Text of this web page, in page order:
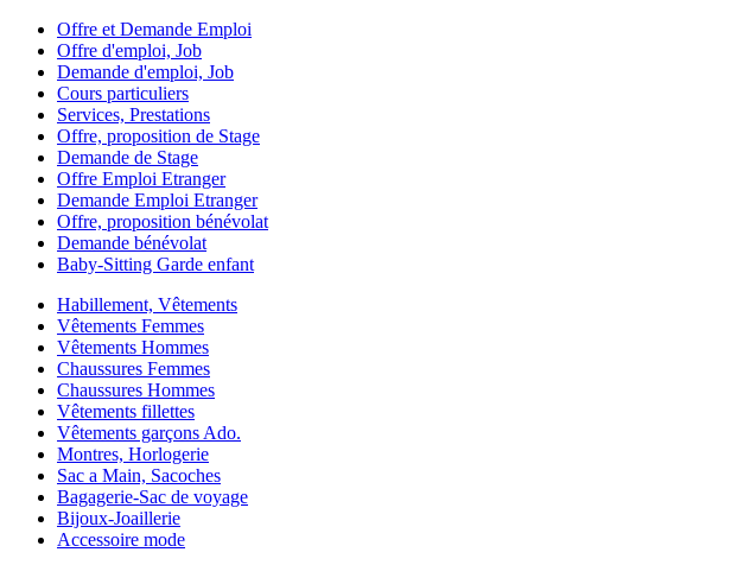
Offre et Demande Emploi
Offre d'emploi, Job
Demande d'emploi, Job
Cours particuliers
Services, Prestations
Offre, proposition de Stage
Demande de Stage
Offre Emploi Etranger
Demande Emploi Etranger
Offre, proposition bénévolat
Demande bénévolat
Baby-Sitting Garde enfant
Habillement, Vêtements
Vêtements Femmes
Vêtements Hommes
Chaussures Femmes
Chaussures Hommes
Vêtements fillettes
Vêtements garçons Ado.
Montres, Horlogerie
Sac a Main, Sacoches
Bagagerie-Sac de voyage
Bijoux-Joaillerie
Accessoire mode